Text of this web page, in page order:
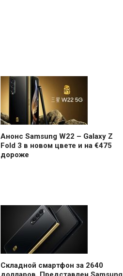
Анонс Samsung W22 – Galaxy Z
Fold 3 в новом цвете и на €475
дороже
Складной смартфон за 2640